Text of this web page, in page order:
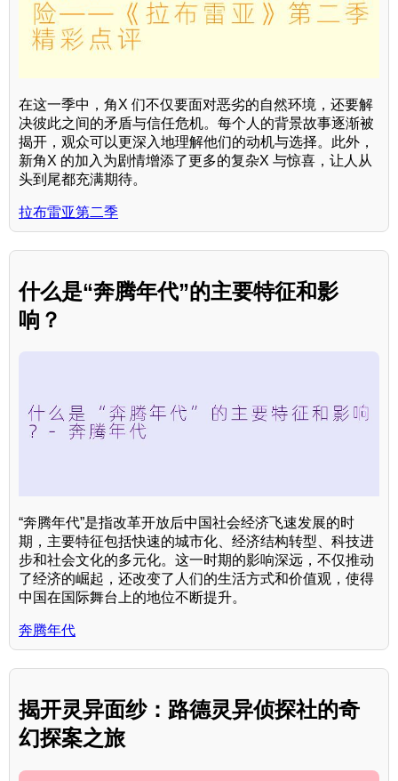
在这一季中，角X 们不仅要面对恶劣的自然环境，还要解
决彼此之间的矛盾与信任危机。每个人的背景故事逐渐被
揭开，观众可以更深入地理解他们的动机与选择。此外，
新角X 的加入为剧情增添了更多的复杂X 与惊喜，让人从
头到尾都充满期待。
拉布雷亚第二季
什么是“奔腾年代”的主要特征和影
响？
“奔腾年代”是指改革开放后中国社会经济飞速发展的时
期，主要特征包括快速的城市化、经济结构转型、科技进
步和社会文化的多元化。这一时期的影响深远，不仅推动
了经济的崛起，还改变了人们的生活方式和价值观，使得
中国在国际舞台上的地位不断提升。
奔腾年代
揭开灵异面纱：路德灵异侦探社的奇
幻探案之旅